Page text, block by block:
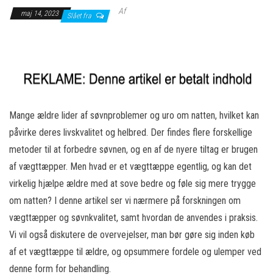
maj 14, 2023 Slået fra Af
Mange ældre lider af søvnproblemer og uro om natten, hvilket kan
påvirke deres livskvalitet og helbred. Der findes flere forskellige
metoder til at forbedre søvnen, og en af de nyere tiltag er brugen
af vægttæpper. Men hvad er et vægttæppe egentlig, og kan det
virkelig hjælpe ældre med at sove bedre og føle sig mere trygge
om natten? I denne artikel ser vi nærmere på forskningen om
vægttæpper og søvnkvalitet, samt hvordan de anvendes i praksis.
Vi vil også diskutere de overvejelser, man bør gøre sig inden køb
af et vægttæppe til ældre, og opsummere fordele og ulemper ved
denne form for behandling.